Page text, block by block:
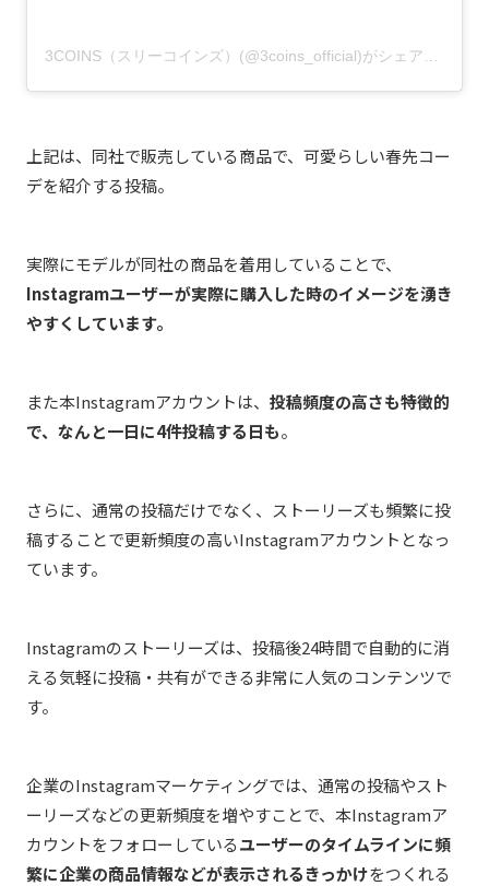
上記は、同社で販売している商品で、可愛らしい春先コー
デを紹介する投稿。
実際にモデルが同社の商品を着用していることで、
Instagramユーザーが実際に購入した時のイメージを湧き
やすくしています。
また本Instagramアカウントは、 投稿頻度の高さも特徴的
で、なんと一日に4件投稿する日も。
さらに、通常の投稿だけでなく、ストーリーズも頻繁に投
稿することで更新頻度の高いInstagramアカウントとなっ
ています。
Instagramのストーリーズは、投稿後24時間で自動的に消
える気軽に投稿・共有ができる非常に人気のコンテンツで
す。
企業のInstagramマーケティングでは、通常の投稿やスト
ーリーズなどの更新頻度を増やすことで、本Instagramア
カウントをフォローしているユーザーのタイムラインに頻
繁に企業の商品情報などが表示されるきっかけをつくれる